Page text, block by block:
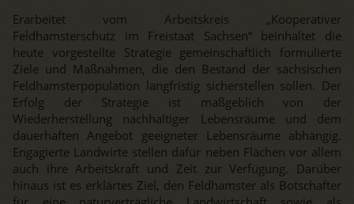
Erarbeitet vom Arbeitskreis „Kooperativer
Feldhamsterschutz im Freistaat Sachsen“ beinhaltet die
heute vorgestellte Strategie gemeinschaftlich formulierte
Ziele und Maßnahmen, die den Bestand der sächsischen
Feldhamsterpopulation langfristig sicherstellen sollen. Der
Erfolg der Strategie ist maßgeblich von der
Wiederherstellung nachhaltiger Lebensräume und dem
dauerhaften Angebot geeigneter Lebensräume abhängig.
Engagierte Landwirte stellen dafür neben Flächen vor allem
auch ihre Arbeitskraft und Zeit zur Verfügung. Darüber
hinaus ist es erklärtes Ziel, den Feldhamster als Botschafter